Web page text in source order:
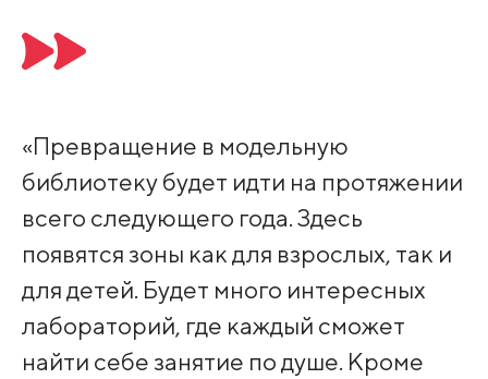
«Превращение в модельную
библиотеку будет идти на протяжении
всего следующего года. Здесь
появятся зоны как для взрослых, так и
для детей. Будет много интересных
лабораторий, где каждый сможет
найти себе занятие по душе. Кроме